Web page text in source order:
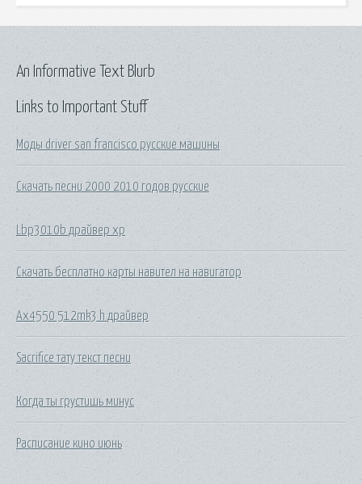
Links to Important Stuff
Моды driver san francisco русские машины
Скачать песни 2000 2010 годов русские
Lbp3010b драйвер xp
Скачать бесплатно карты навител на навигатор
Ax4550 512mk3 h драйвер
Sacrifice тату текст песни
Когда ты грустишь минус
Расписание кино июнь
An Informative Text Blurb